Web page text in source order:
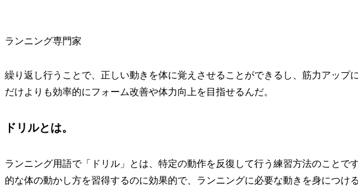
ランニング専門家
繰り返し行うことで、正しい動きを体に覚えさせることができるし、筋力アップ
だけよりも効率的にフォーム改善や体力向上を目指せるんだ。
ドリルとは。
ランニング用語で「ドリル」とは、特定の動作を反復して行う練習方法のことで
的な体の動かし方を習得するのに効果的で、ランニングに必要な動きを身につけ